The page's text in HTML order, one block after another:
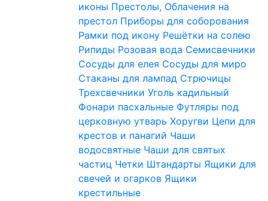
иконы Престолы, Облачения на
престол Приборы для соборования
Рамки под икону Решётки на солею
Рипиды Розовая вода Семисвечники
Сосуды для елея Сосуды для миро
Стаканы для лампад Стрючицы
Трехсвечники Уголь кадильный
Фонари пасхальные Футляры под
церковную утварь Хоругви Цепи для
крестов и панагий Чаши
водосвятные Чаши для святых
частиц Четки Штандарты Ящики для
свечей и огарков Ящики
крестильные